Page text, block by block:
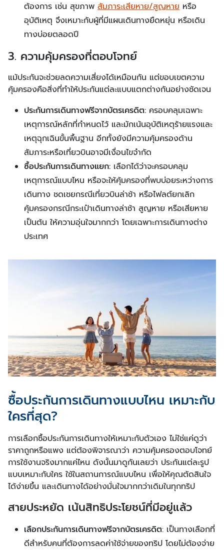
ต้องการ เช่น สุขภาพ สัมภาระเสียหาย/สูญหาย หรือ
อุบัติเหตุ จึงเหมาะกับผู้ที่มีแผนเดินทางยืดหยุ่น หรือเดิน
ทางบ่อยตลอดปี
3. ความคุ้มครองที่ตอบโจทย์
แม้ประกันจะช่วยลดความเสี่ยงได้เหมือนกัน แต่ขอบเขตความ
คุ้มครองคือสิ่งที่ทำให้ประกันแต่ละแบบแตกต่างกันอย่างชัดเจน
ประกันการเดินทางฟรีจากบัตรเครดิต: ครอบคลุมเฉพาะ
เหตุการณ์หลักที่กำหนดไว้ และมักเน้นอุบัติเหตุร้ายแรงและ
เหตุฉุกเฉินขั้นพื้นฐาน อีกทั้งยังมีความคุ้มครองด้าน
สัมภาระหรือเที่ยวบินอาจมีเงื่อนไขจำกัด
ซื้อประกันการเดินทางแยก: เลือกได้ว่าจะครอบคลุม
เหตุการณ์แบบไหน หรือจะให้คุ้มครองที่พบบ่อยระหว่างการ
เดินทาง ชดเชยกรณีเที่ยวบินล่าช้า หรือไฟลต์ยกเลิก
คุ้มครองกรณีกระเป๋าเดินทางล่าช้า สูญหาย หรือเสียหาย
เป็นต้น ให้ความอุ่นใจมากกว่า โดยเฉพาะการเดินทางต่าง
ประเทศ
ซื้อประกันการเดินทางแบบไหน เหมาะกับ
ใครที่สุด?
การเลือกซื้อประกันการเดินทางให้เหมาะกับตัวเอง ไม่ใช่แค่ดูว่า
ราคาถูกหรือแพง แต่ต้องพิจารณาว่า ความคุ้มครองตอบโจทย์
การใช้งานจริงมากแค่ไหน ดังนั้นมาดูกันเลยว่า ประกันแต่ละรูป
แบบเหมาะกับใคร ใช้ในสถานการณ์แบบไหน เพื่อให้คุณตัดสินใจ
ได้ง่ายขึ้น และเดินทางได้อย่างมั่นใจมากกว่าเดิมในทุกทริป
สายประหยัด เน้นสิทธิประโยชน์ที่มีอยู่แล้ว
เลือกประกันการเดินทางฟรีจากบัตรเครดิต: เป็นทางเลือกที่
ดีสำหรับคนที่ต้องการลดค่าใช้จ่ายของทริป โดยไม่ต้องจ่าย